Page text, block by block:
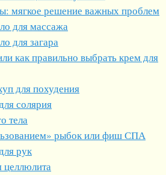
мягкое решение важных проблем
для массажа
для загара
как правильно выбрать крем для
для похудения
солярия
тела
рыбок или фиш СПА
рук
целлюлита